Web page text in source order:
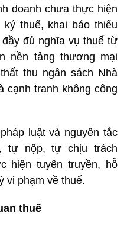
doanh chưa thực hiện
thuế, khai báo thiếu
đủ nghĩa vụ thuế từ
nền tảng thương mại
thu ngân sách Nhà
cạnh tranh không công
luật và nguyên tắc
tự nộp, tự chịu trách
hiện tuyên truyền, hỗ
vi phạm về thuế.
thuế